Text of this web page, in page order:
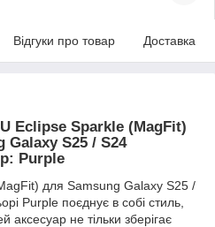
Відгуки про товар Доставка
Eclipse Sparkle (MagFit)
Galaxy S25 / S24
Purple
для Samsung Galaxy S25 /
Purple поєднує в собі стиль,
аксесуар не тільки зберігає